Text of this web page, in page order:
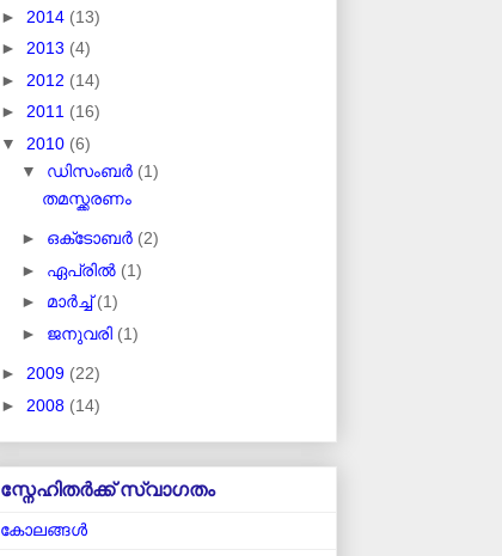
► 2014 (13)
► 2013 (4)
► 2012 (14)
► 2011 (16)
▼ 2010 (6)
▼ ഡിസംബർ (1)
തമസ്ക്കരണം
► ഒക്‌ടോബർ (2)
► ഏപ്രിൽ (1)
► മാർച്ച്(1)
► ജനുവരി (1)
► 2009 (22)
► 2008 (14)
സ്നേഹിതർക്ക് സ്വാഗതം
കോലങ്ങള്‍